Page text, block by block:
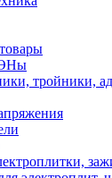
тройники,